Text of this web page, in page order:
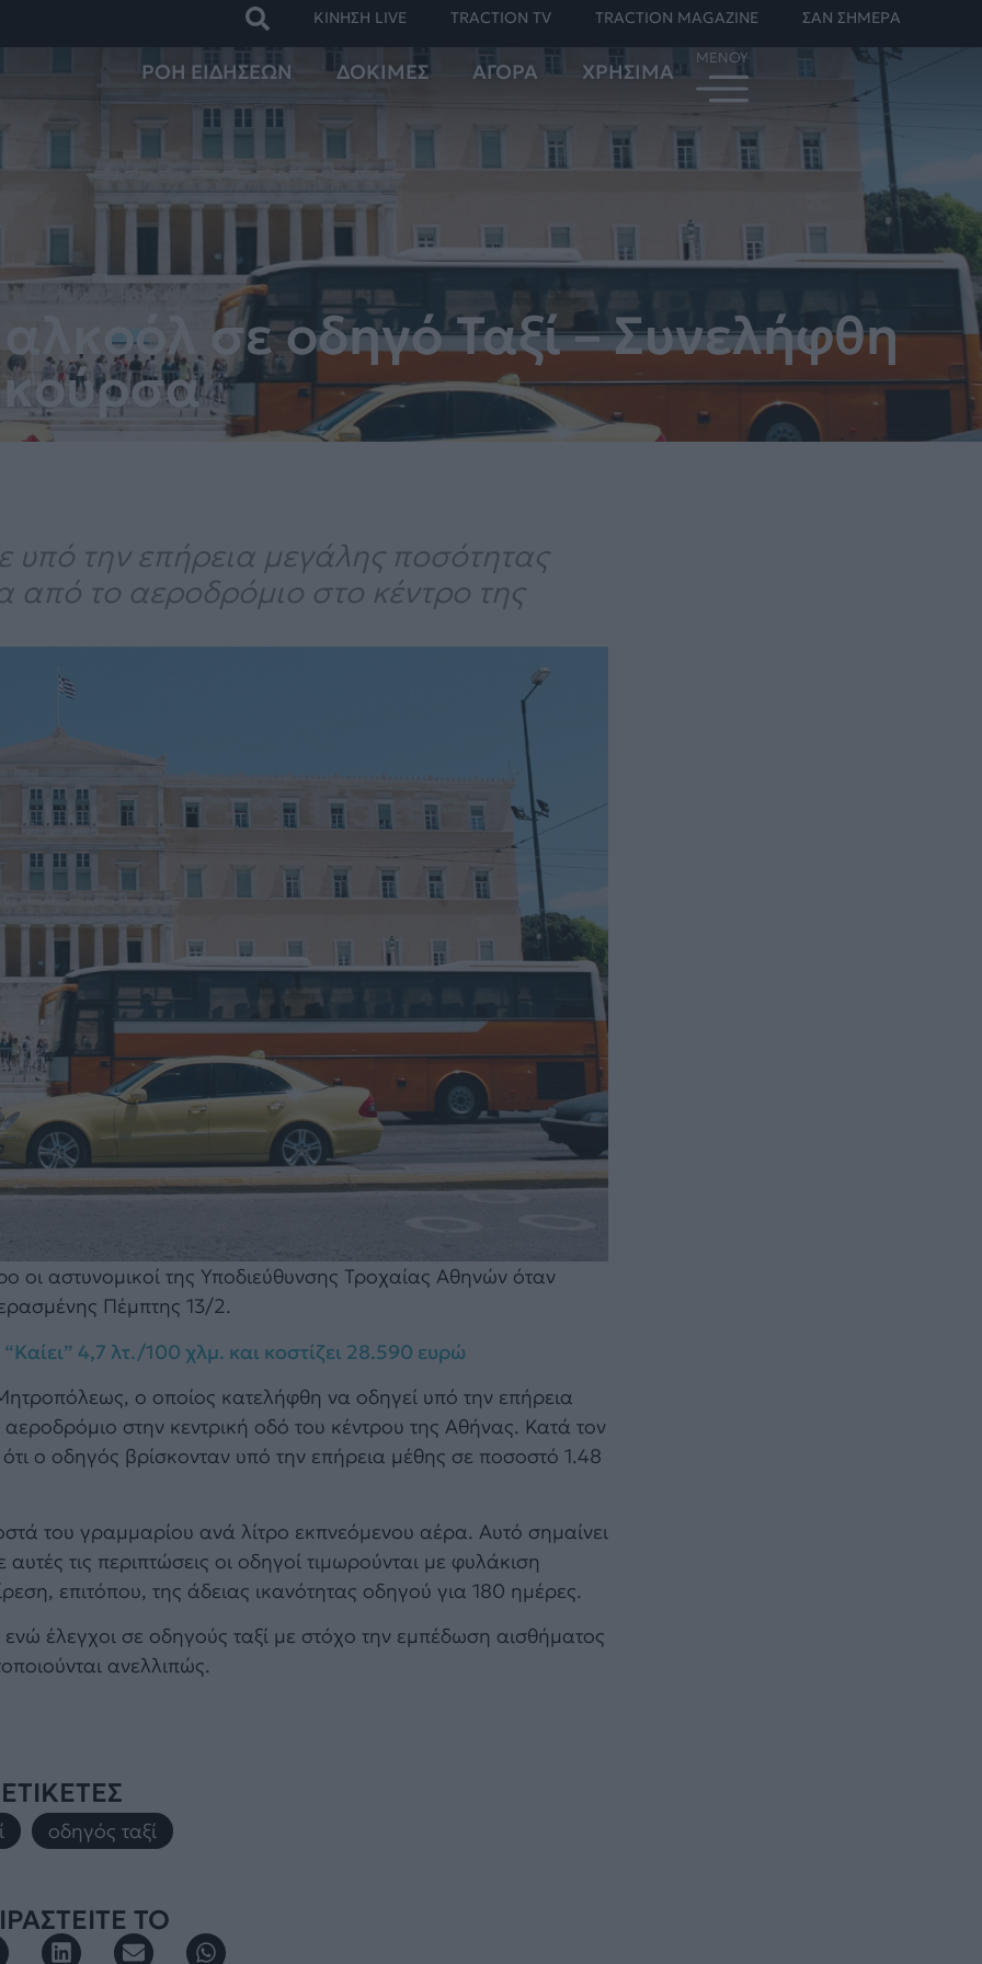
ΚΙΝΗΣΗ LIVE TRACTION TV TRACTION MAGAZINE ΣΑΝ ΣΗΜΕΡΑ
ΡΟΗ ΕΙΔΗΣΕΩΝ ΔΟΚΙΜΕΣ ΑΓΟΡΑ ΧΡΗΣΙΜΑ
σε οδηγό Ταξί – Συνελήφθη
κούρσα
την επήρεια μεγάλης ποσότητας
το αεροδρόμιο στο κέντρο της
αστυνομικοί της Υποδιεύθυνσης Τροχαίας Αθηνών όταν
Πέμπτης 13/2.
4,7 λτ./100 χλμ. και κοστίζει 28.590 ευρώ
ο οποίος κατελήφθη να οδηγεί υπό την επήρεια
στην κεντρική οδό του κέντρου της Αθήνας. Κατά τον
ο οδηγός βρίσκονταν υπό την επήρεια μέθης σε ποσοστό 1.48
του γραμμαρίου ανά λίτρο εκπνεόμενου αέρα. Αυτό σημαίνει
τις περιπτώσεις οι οδηγοί τιμωρούνται με φυλάκιση
επιτόπου, της άδειας ικανότητας οδηγού για 180 ημέρες.
έλεγχοι σε οδηγούς ταξί με στόχο την εμπέδωση αισθήματος
ανελλιπώς.
ΕΤΙΚΕΤΕΣ
, οδηγός ταξί
ΤΟ